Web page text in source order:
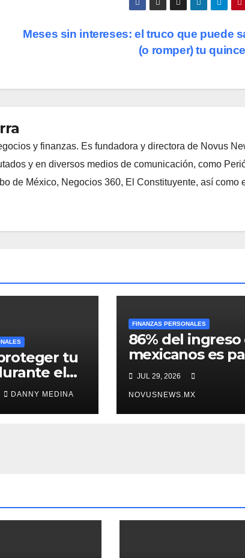
Meses sin intereses: el truco que puede
(o romper) tu
y finanzas. Es fundadora y directora de Novus
y en diversos medios de comunicación, como
de México, Negocios 360, El Constituyente, así como
tu
el
para
y
DANNY MEDINA
FINANZAS PERSONALES
86% del ingreso
mexicanos es
gastos
encuesta
JUL 29, 2026
NOVUSNEWS.MX